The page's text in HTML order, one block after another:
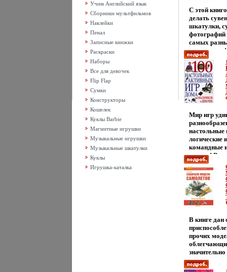
Учим Английский язык
Сборники мультфильмов
Наклейки
Пенал
Записные книжки
Раскраски
Наборы
Все для девочек
Flip Flap
Сумки
Конструкторы
Кошелек
Куклы Barbie
Магнитные игрушки
Музыкальные игрушки
Музыкальные шкатулки
Куклы
Игрушка-каталка
С этой
делать
шкатулки,
фотографий
самых
поделок
приятно
но
мелкую
ребенку
себе Автор
Мир игр
настольные
логические
командные
угодно! В
самые
ещеанэцю
дедушкам,
совсем
большой
всей семьи!
иногда
бавгмручки
добро
В книге дан
прочих
над